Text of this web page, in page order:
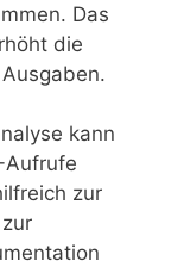
Das
die
kann
Aufrufe
zur